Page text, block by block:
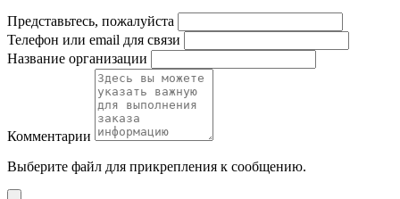
Представьтесь, пожалуйста
Телефон или email для связи
Название организации
Комментарии
Выберите файл для прикрепления к сообщению.